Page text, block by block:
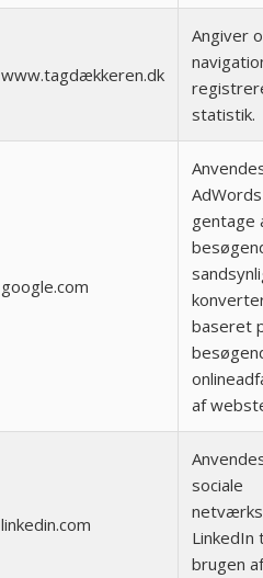
www.tagdækkeren.dk
Angiver
statistik.
google.com
gentage
baseret
af
linkedin.com
sociale
LinkedIn
brugen